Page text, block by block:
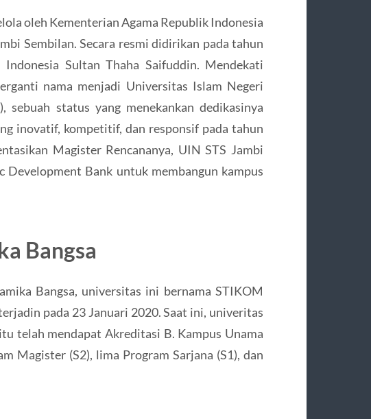
oleh Kementerian Agama Republik Indonesia
Sembilan. Secara resmi didirikan pada tahun
Sultan Thaha Saifuddin. Mendekati
nama menjadi Universitas Islam Negeri
sebuah status yang menekankan dedikasinya
inovatif, kompetitif, dan responsif pada tahun
Magister Rencananya, UIN STS Jambi
Development Bank untuk membangun kampus
Bangsa
Bangsa, universitas ini bernama STIKOM
pada 23 Januari 2020. Saat ini, univeritas
telah mendapat Akreditasi B. Kampus Unama
Magister (S2), lima Program Sarjana (S1), dan